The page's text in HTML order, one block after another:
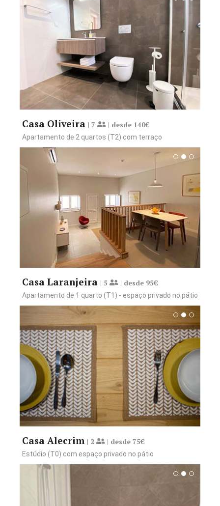
Reservar desde 140€
Ver Comodidades
Casa Oliveira | 7 | desde 140€
Apartamento de 2 quartos (T2) com terraço
Reservar desde 95€
Ver Comodidades
Casa Laranjeira | 5 | desde 95€
Apartamento de 1 quarto (T1) - espaço privado no pátio
Reservar desde 75€
Ver Comodidades
Casa Alecrim | 2 | desde 75€
Estúdio (T0) com espaço privado no pátio